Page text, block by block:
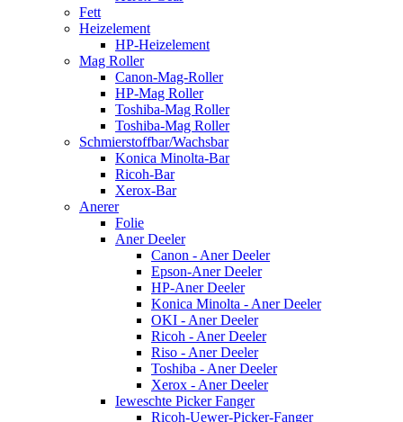
Fett
Heizelement
HP-Heizelement
Mag Roller
Canon-Mag-Roller
HP-Mag Roller
Toshiba-Mag Roller
Toshiba-Mag Roller
Schmierstoffbar/Wachsbar
Konica Minolta-Bar
Ricoh-Bar
Xerox-Bar
Anerer
Folie
Aner Deeler
Canon - Aner Deeler
Epson-Aner Deeler
HP-Aner Deeler
Konica Minolta - Aner Deeler
OKI - Aner Deeler
Ricoh - Aner Deeler
Riso - Aner Deeler
Toshiba - Aner Deeler
Xerox - Aner Deeler
Ieweschte Picker Fanger
Ricoh-Uewer-Picker-Fanger